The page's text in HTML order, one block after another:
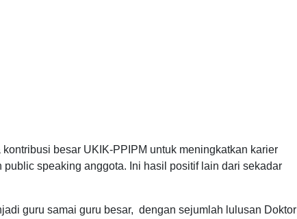
besar UKIK-PPIPM untuk meningkatkan karier
speaking anggota. Ini hasil positif lain dari sekadar
guru samai guru besar, dengan sejumlah lulusan Doktor